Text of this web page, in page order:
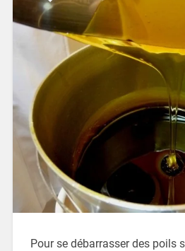
Pour se débarrasser des poils